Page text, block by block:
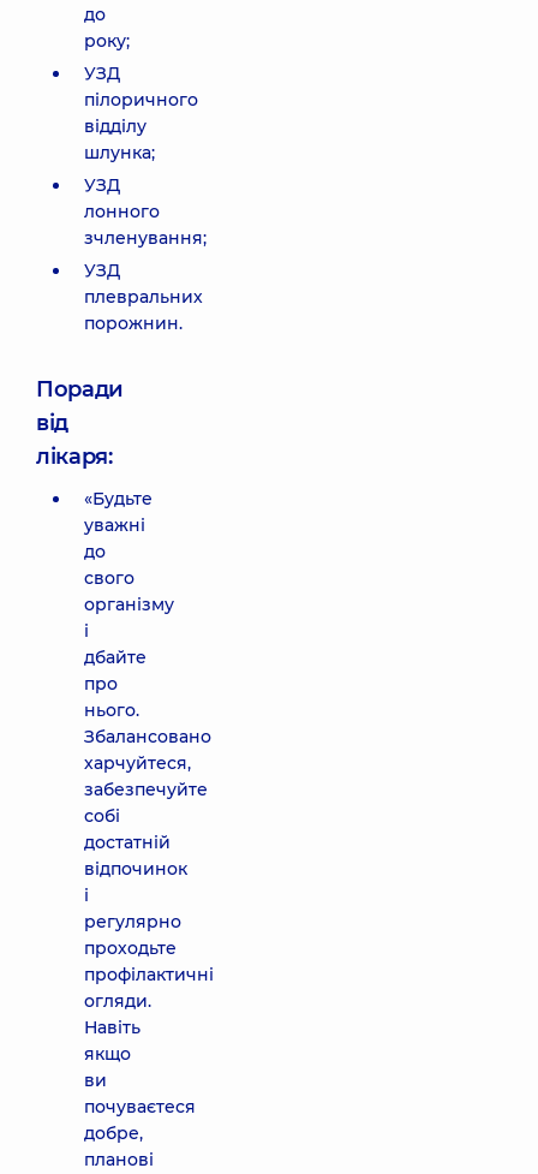
до
року;
УЗД
пілоричного
відділу
шлунка;
УЗД
лонного
зчленування;
УЗД
плевральних
порожнин.
Поради
від
лікаря:
«Будьте
уважні
до
свого
організму
і
дбайте
про
нього.
Збалансовано
харчуйтеся,
забезпечуйте
собі
достатній
відпочинок
і
регулярно
проходьте
профілактичні
огляди.
Навіть
якщо
ви
почуваєтеся
добре,
планові